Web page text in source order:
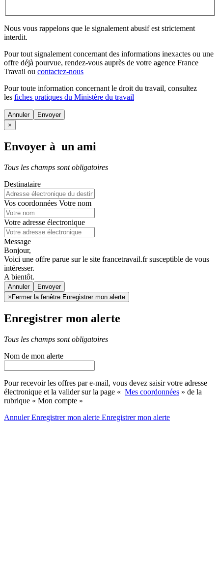
Nous vous rappelons que le signalement abusif est strictement
interdit.
Pour tout signalement concernant des informations inexactes ou une
offre déjà pourvue, rendez-vous auprès de votre agence France
Travail ou contactez-nous
Pour toute information concernant le droit du travail, consultez
les fiches pratiques du Ministère du travail
Annuler
×
Envoyer à un ami
Tous les champs sont obligatoires
Destinataire
Vos coordonnées Votre nom
Votre adresse électronique
Message
Bonjour,
Voici une offre parue sur le site francetravail.fr susceptible de vous
intéresser.
A bientôt.
Annuler
× Fermer la fenêtre Enregistrer mon alerte
Enregistrer mon alerte
Tous les champs sont obligatoires
Nom de mon alerte
Pour recevoir les offres par e-mail, vous devez saisir votre adresse
électronique et la valider sur la page « Mes coordonnées » de la
rubrique « Mon compte »
AnnulerEnregistrer mon alerte Enregistrermon alerte